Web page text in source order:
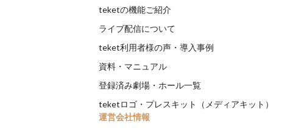
teketの機能ご紹介
ライブ配信について
teket利用者様の声・導入事例
資料・マニュアル
登録済み劇場・ホール一覧
teketロゴ・プレスキット（メディアキット）
運営会社情報